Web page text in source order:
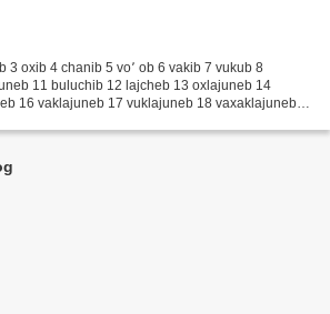
3 oxib 4 chanib 5 vo՚ ob 6 vakib 7 vukub 8
11 buluchib 12 lajcheb 13 oxlajuneb 14
16 vaklajuneb 17 vuklajuneb 18 vaxaklajuneb